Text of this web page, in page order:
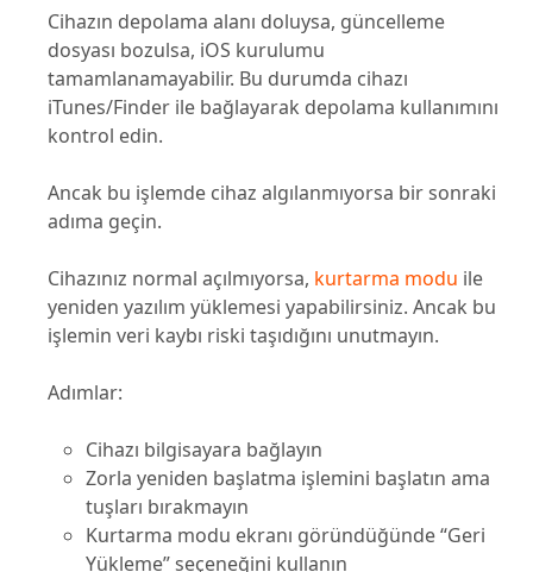
Cihazın depolama alanı doluysa, güncelleme
dosyası bozulsa, iOS kurulumu
tamamlanamayabilir. Bu durumda cihazı
iTunes/Finder ile bağlayarak depolama kullanımını
kontrol edin.
Ancak bu işlemde cihaz algılanmıyorsa bir sonraki
adıma geçin.
Cihazınız normal açılmıyorsa, kurtarma modu ile
yeniden yazılım yüklemesi yapabilirsiniz. Ancak bu
işlemin veri kaybı riski taşıdığını unutmayın.
Adımlar:
Cihazı bilgisayara bağlayın
Zorla yeniden başlatma işlemini başlatın ama
tuşları bırakmayın
Kurtarma modu ekranı göründüğünde “Geri
Yükleme” seçeneğini kullanın